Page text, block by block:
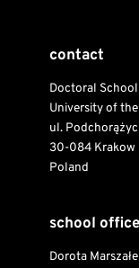
contact
Doctoral School
University of
ul.
30-084 Krakow
Poland
school office
Dorota